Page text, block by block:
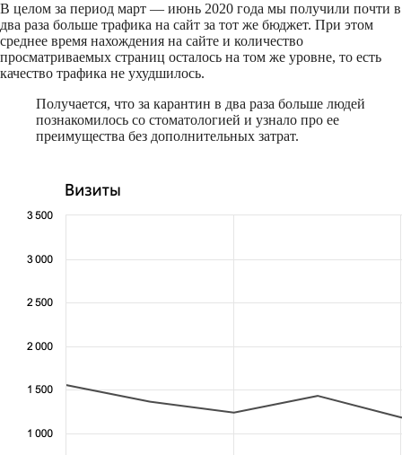
В целом за период март — июнь 2020 года мы получили почти в
два раза больше трафика на сайт за тот же бюджет. При этом
среднее время нахождения на сайте и количество
просматриваемых страниц осталось на том же уровне, то есть
качество трафика не ухудшилось.
Получается, что за карантин в два раза больше людей
познакомилось со стоматологией и узнало про ее
преимущества без дополнительных затрат.